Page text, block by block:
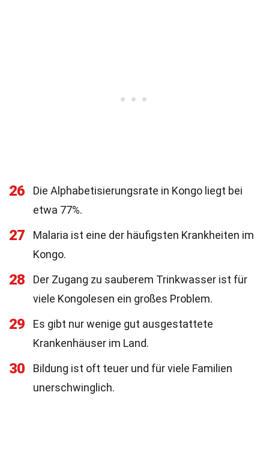
26
Die Alphabetisierungsrate in Kongo liegt bei
etwa 77%.
27
Malaria ist eine der häufigsten Krankheiten im
Kongo.
28
Der Zugang zu sauberem Trinkwasser ist für
viele Kongolesen ein großes Problem.
29
Es gibt nur wenige gut ausgestattete
Krankenhäuser im Land.
30
Bildung ist oft teuer und für viele Familien
unerschwinglich.